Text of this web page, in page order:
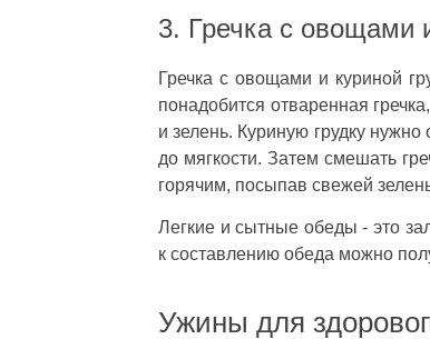
3. Гречка с овощами
Гречка с овощами и куриной
понадобится отваренная
и зелень. Куриную грудку
до мягкости. Затем смешать
горячим, посыпав свежей
Легкие и сытные обеды - это
к составлению обеда можно
Ужины для